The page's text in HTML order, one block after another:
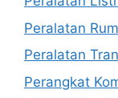
Peralatan
Peralatan
Perangkat